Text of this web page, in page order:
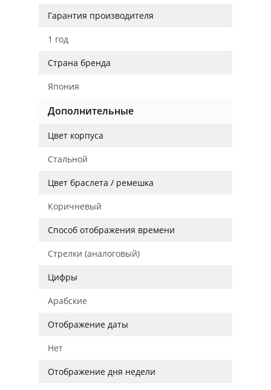
Гарантия производителя
1 год
Страна бренда
Япония
Дополнительные
Цвет корпуса
Стальной
Цвет браслета / ремешка
Коричневый
Способ отображения времени
Стрелки (аналоговый)
Цифры
Арабские
Отображение даты
Нет
Отображение дня недели